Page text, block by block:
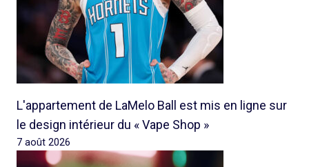
L'appartement de LaMelo Ball est mis en ligne sur
le design intérieur du « Vape Shop »
7 août 2026